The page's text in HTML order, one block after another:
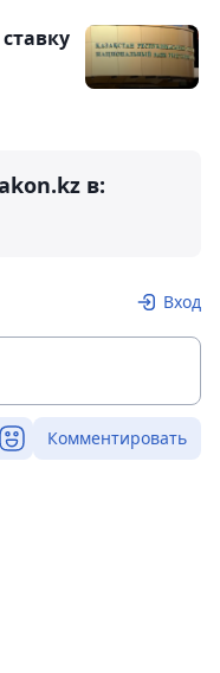
в:
Вход
Комментировать